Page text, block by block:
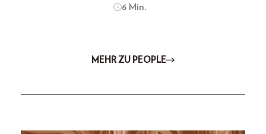
6 Min.
MEHR ZU PEOPLE